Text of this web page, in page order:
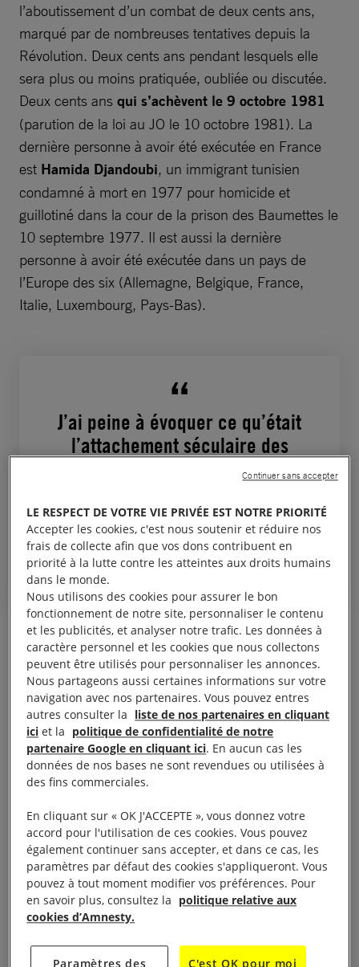
l’aboutissement d’un combat de deux cents ans,
marqué par de nombreuses tentatives depuis la
Révolution. Deux cents ans pendant lesquels elle
sera plus ou moins pratiquée, oubliée ou discutée.
Deux cents ans qui s’achèvent le 9 octobre 1981
(parution de la loi au JO le 10 octobre 1981). La
dernière personne à avoir été exécutée en France
est Hamida Djandoubi, un immigrant tunisien
condamné à mort en 1977 pour homicide et
guillotiné dans la cour de la prison des Baumettes le
10 septembre 1977. Il est aussi la dernière
personne à avoir été exécutée dans un pays de
l’Europe des six (Allemagne, Belgique, France,
Italie, Luxembourg, Pays-Bas).
J’ai peine à évoquer ce qu’était
l’attachement séculaire des
Français à la peine de mort. À
du palais étaient remplis d’une
foule qui criait “à mort à mort !”
Robert Badinter
De l’abolition en France à
l’abolition universelle
Il y a 40 ans, le 9 octobre 1981, après des débats
houleux au Parlement etun discours historique de
Robert Badinter, alors ministre de la justice, la
France abolissait enfin la peine de mort et ce,
malgré une opinion publique défavorable. Depuis,
les engagements internationaux pris par la France
empêchent tout retour en arrière. En 1986, elle
ratifiait le Protocole n°6 à la Convention européenne
LE RESPECT DE VOTRE VIE PRIVÉE EST NOTRE PRIORITÉ
Accepter les cookies, c'est nous soutenir et réduire nos
frais de collecte afin que vos dons contribuent en
priorité à la lutte contre les atteintes aux droits humains
dans le monde.
Nous utilisons des cookies pour assurer le bon
fonctionnement de notre site, personnaliser le contenu
et les publicités, et analyser notre trafic. Les données à
caractère personnel et les cookies que nous collectons
peuvent être utilisés pour personnaliser les annonces.
Nous partageons aussi certaines informations sur votre
navigation avec nos partenaires. Vous pouvez entres
autres consulter la liste de nos partenaires en cliquant
ici et la politique de confidentialité de notre
partenaire Google en cliquant ici. En aucun cas les
données de nos bases ne sont revendues ou utilisées à
des fins commerciales.
En cliquant sur « OK J'ACCEPTE », vous donnez votre
accord pour l'utilisation de ces cookies. Vous pouvez
également continuer sans accepter, et dans ce cas, les
paramètres par défaut des cookies s'appliqueront. Vous
pouvez à tout moment modifier vos préférences. Pour
en savoir plus, consultez la politique relative aux
cookies d’Amnesty.
Paramètres des
C'est OK pour moi
Continuer sans accepter